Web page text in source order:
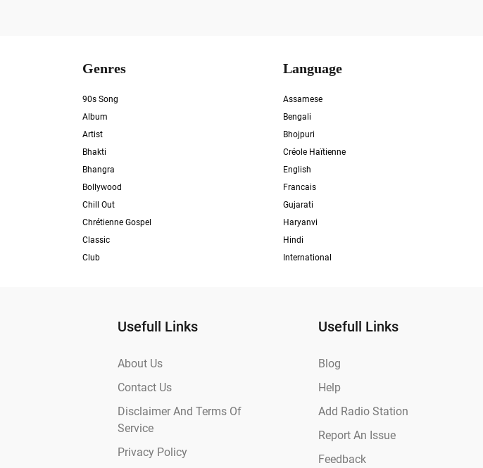
Genres
90s Song
Album
Artist
Bhakti
Bhangra
Bollywood
Chill Out
Chrétienne Gospel
Classic
Club
Language
Assamese
Bengali
Bhojpuri
Créole Haïtienne
English
Francais
Gujarati
Haryanvi
Hindi
International
Usefull Links
About Us
Contact Us
Disclaimer And Terms Of
Service
Privacy Policy
Usefull Links
Blog
Help
Add Radio Station
Report An Issue
Feedback